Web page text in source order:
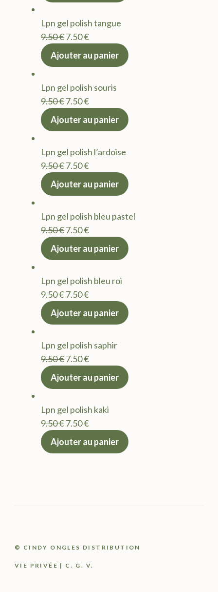
9.50 €.7.50 €.
Lpn gel polish tangue
9.50€Le
prix
9.50 €.
7.50€Le
actuel
7.50 €.
Ajouter au panier
Lpn gel polish souris
9.50€Le
prix
9.50 €.
7.50€Le
actuel
7.50 €.
Ajouter au panier
Lpn gel polish l’ardoise
9.50€Le
prix
9.50 €.
7.50€Le
actuel
7.50 €.
Ajouter au panier
Lpn gel polish bleu pastel
9.50€Le
prix
9.50 €.
7.50€Le
actuel
7.50 €.
Ajouter au panier
Lpn gel polish bleu roi
9.50€Le
prix
9.50 €.
7.50€Le
actuel
7.50 €.
Ajouter au panier
Lpn gel polish saphir
9.50€Le
prix
9.50 €.
7.50€Le
actuel
7.50 €.
Ajouter au panier
Lpn gel polish kaki
9.50€Le
prix
7.50€Le
actuel
Ajouter au panier
© CINDY ONGLES DISTRIBUTION
VIE PRIVÉE | C. G. V.